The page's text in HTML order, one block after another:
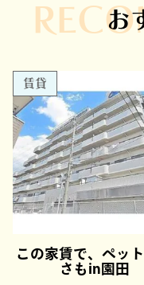
お
賃貸
この家賃で、ペッ
さもin園田